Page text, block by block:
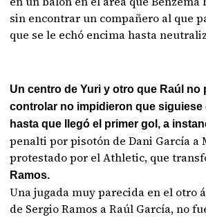
sin encontrar un compañero al que
que se le echó encima hasta
Un centro de Yuri y otro que Raúl no
controlar no impidieron que
hasta que llegó el primer gol, a
penalti por pisotón de Dani García a
protestado por el Athletic, que
Ramos.
Una jugada muy parecida en el otro
de Sergio Ramos a Raúl García, no